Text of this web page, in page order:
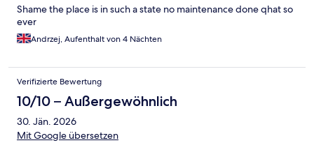
Shame the place is in such a state no maintenance done qhat so
ever
Andrzej, Aufenthalt von 4 Nächten
Verifizierte Bewertung
10/10 – Außergewöhnlich
30. Jän. 2026
Mit Google übersetzen